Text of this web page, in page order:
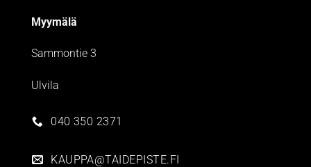
Myymälä
Sammontie 3
Ulvila
040 350 2371
KAUPPA@TAIDEPISTE.FI